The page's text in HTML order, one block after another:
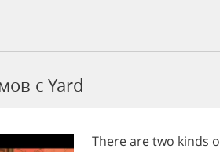
c Yard
Therearetwo kinds